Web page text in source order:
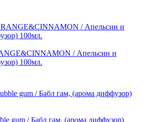
/ Апельсин и
100мл.
gum / Бабл гам, (арома диффузор)